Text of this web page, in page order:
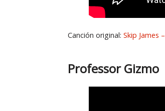
Canción original: Skip James
Professor Gizmo